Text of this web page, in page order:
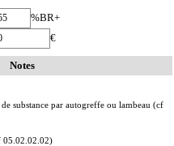
%BR+
€
Notes
substance par autogreffe ou lambeau (cf
05.02.02.02)